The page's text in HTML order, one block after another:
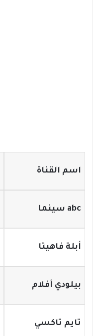
اسم القناة
abc سينما
أبلة فاهيتا
بيلودي أفلام
تايم تاكسي